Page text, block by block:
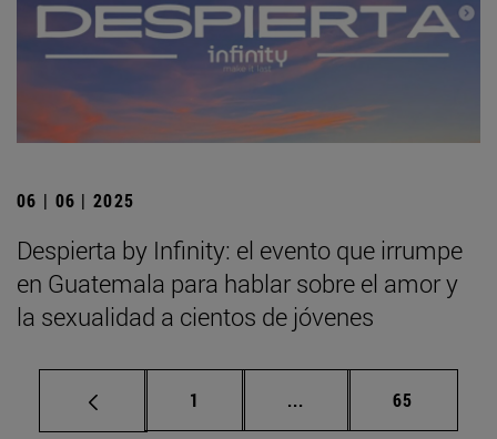
06 | 06 | 2025
Despierta by Infinity: el evento que irrumpe
en Guatemala para hablar sobre el amor y
la sexualidad a cientos de jóvenes
Página
1 ... Páginas intermedias
Página
65